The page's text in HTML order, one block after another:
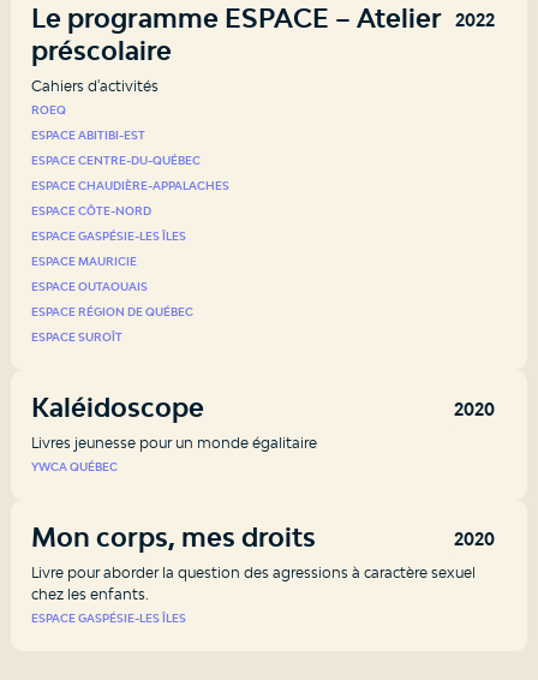
2022
Le programme ESPACE – Atelier
préscolaire
Cahiers d'activités
ROEQ
ESPACE ABITIBI-EST
ESPACE CENTRE-DU-QUÉBEC
ESPACE CHAUDIÈRE-APPALACHES
ESPACE CÔTE-NORD
ESPACE GASPÉSIE-LES ÎLES
ESPACE MAURICIE
ESPACE OUTAOUAIS
ESPACE RÉGION DE QUÉBEC
ESPACE SUROÎT
2020
Kaléidoscope
Livres jeunesse pour un monde égalitaire
YWCA QUÉBEC
2020
Mon corps, mes droits
Livre pour aborder la question des agressions à caractère sexuel
chez les enfants.
ESPACE GASPÉSIE-LES ÎLES